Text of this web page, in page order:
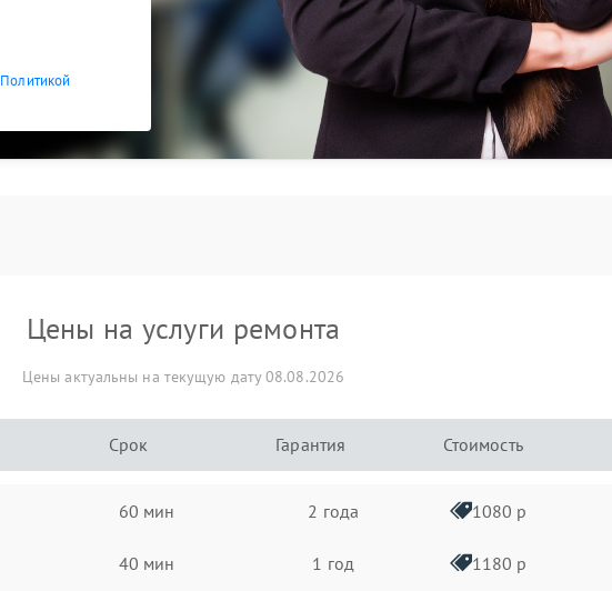
Политикой
Цены на услуги ремонта
Цены актуальны на текущую дату 08.08.2026
Срок Гарантия Стоимость
60 мин 2 года 1080 р
40 мин 1 год 1180 р